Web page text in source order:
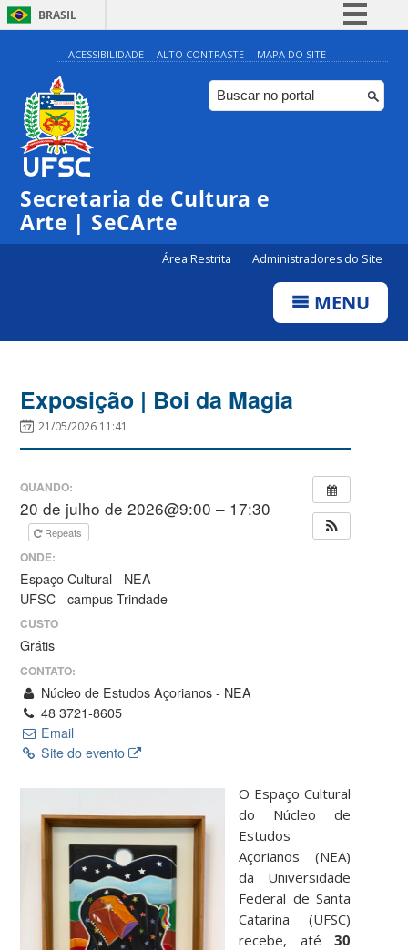
BRASIL
Simplifique!
Comunica BR
Participe
ACESSIBILIDADE ALTO CONTRASTE MAPA DO SITE
Secretaria de Cultura e
Arte | SeCArte
Área Restrita Administradores do Site
MENU
Exposição | Boi da Magia
21/05/2026 11:41
QUANDO:
20 de julho de 2026@9:00 – 17:30
Repeats
ONDE:
Espaço Cultural - NEA
UFSC - campus Trindade
CUSTO
Grátis
CONTATO:
Núcleo de Estudos Açorianos - NEA
48 3721-8605
Email
Site do evento
O Espaço Cultural
do Núcleo de
Estudos
Açorianos (NEA)
da Universidade
Federal de Santa
Catarina (UFSC)
recebe, até30